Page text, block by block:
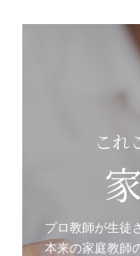
これ
プロ教師が生徒
本来の家庭教師